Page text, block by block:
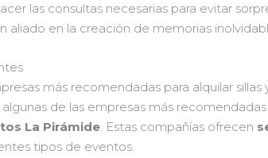
las consultas necesarias para evitar
aliado en la creación de memorias
más recomendadas para alquilar sillas
algunas de las empresas más
La Pirámide. Estas compañías ofrecen
tipos de eventos.